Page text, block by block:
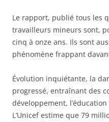
Le rapport, publié tous les
travailleurs mineurs sont,
cinq à onze ans. Ils sont
phénomène frappant
Évolution inquiétante, la
progressé, entraînant des
développement,
L’Unicef estime que 79